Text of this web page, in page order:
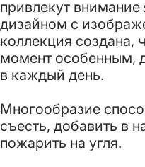
привлекут
дизайном с
коллекция создана,
момент особенным,
в каждый день.
Многообразие
съесть, добавить в
пожарить на угля.